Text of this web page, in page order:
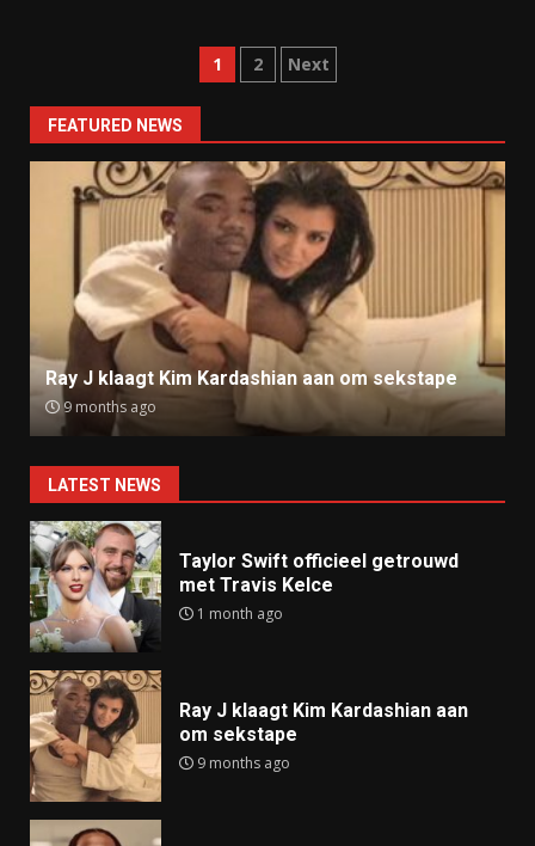
Posts
navigation
1 2 Next
FEATURED NEWS
Ray J klaagt Kim Kardashian aan om sekstape
9 months ago
LATEST NEWS
Taylor Swift officieel getrouwd
met Travis Kelce
1 month ago
Ray J klaagt Kim Kardashian aan
om sekstape
9 months ago